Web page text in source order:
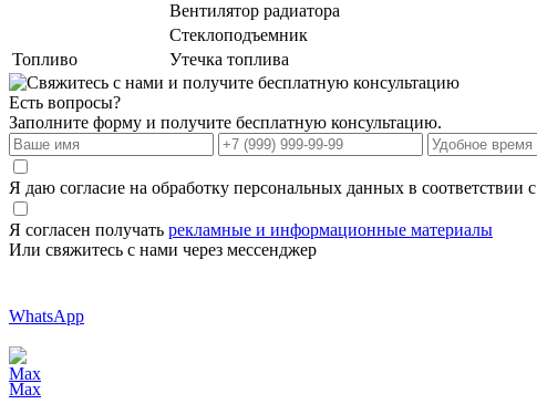
Вентилятор радиатора
Стеклоподъемник
Топливо
Утечка топлива
Есть вопросы?
Заполните форму и получите бесплатную консультацию.
Я даю согласие на обработку персональных данных в соответствии с
Я согласен получать рекламные и информационные материалы
Или свяжитесь с нами через мессенджер
WhatsApp
Max